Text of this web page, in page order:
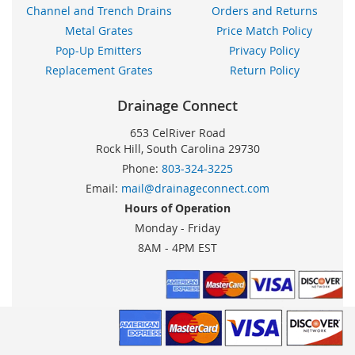
Channel and Trench Drains
Metal Grates
Pop-Up Emitters
Replacement Grates
Orders and Returns
Price Match Policy
Privacy Policy
Return Policy
Drainage Connect
653 CelRiver Road
Rock Hill, South Carolina 29730
Phone: 803-324-3225
Email: mail@drainageconnect.com
Hours of Operation
Monday - Friday
8AM - 4PM EST